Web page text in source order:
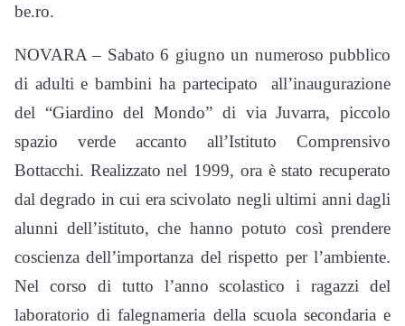
be.ro.
NOVARA – Sabato 6 giugno un numeroso pubblico
di adulti e bambini ha partecipato all’inaugurazione
del “Giardino del Mondo” di via Juvarra, piccolo
spazio verde accanto all’Istituto Comprensivo
Bottacchi. Realizzato nel 1999, ora è stato recuperato
dal degrado in cui era scivolato negli ultimi anni dagli
alunni dell’istituto, che hanno potuto così prendere
coscienza dell’importanza del rispetto per l’ambiente.
Nel corso di tutto l’anno scolastico i ragazzi del
laboratorio di falegnameria della scuola secondaria e